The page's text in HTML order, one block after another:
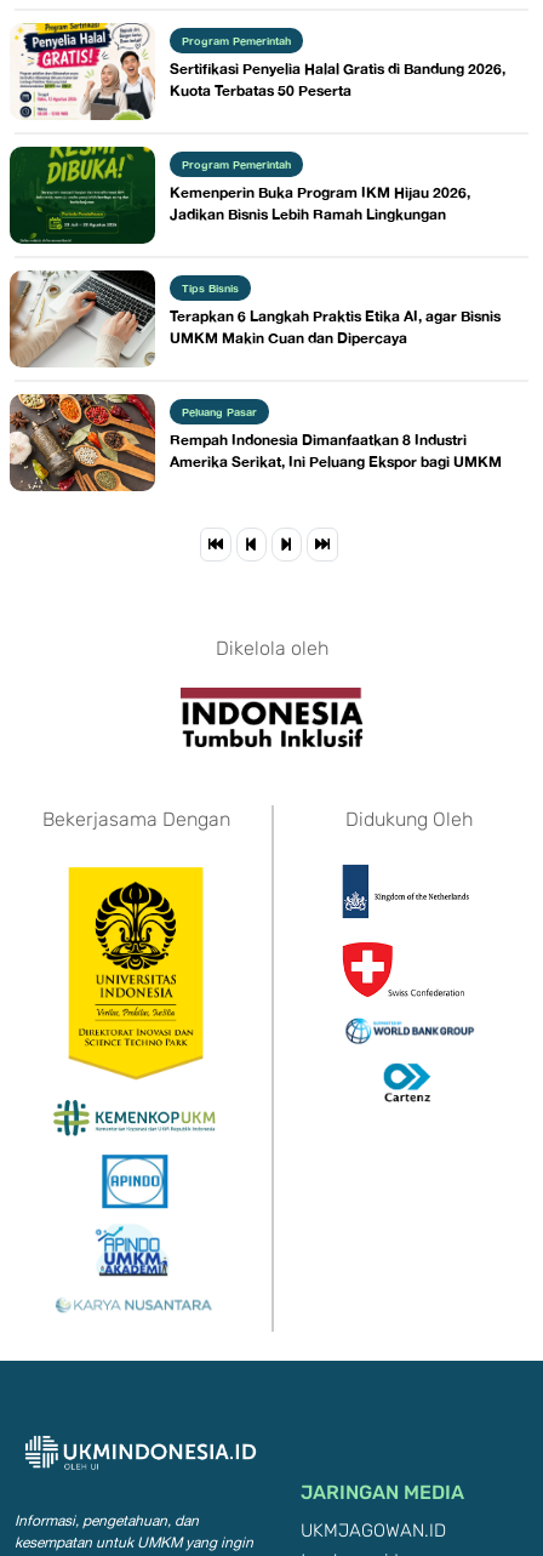
Program Pemerintah
Sertifikasi Penyelia Halal Gratis di Bandung 2026,
Kuota Terbatas 50 Peserta
Program Pemerintah
Kemenperin Buka Program IKM Hijau 2026,
Jadikan Bisnis Lebih Ramah Lingkungan
Tips Bisnis
Terapkan 6 Langkah Praktis Etika AI, agar Bisnis
UMKM Makin Cuan dan Dipercaya
Peluang Pasar
Rempah Indonesia Dimanfaatkan 8 Industri
Amerika Serikat, Ini Peluang Ekspor bagi UMKM
Dikelola oleh
Bekerjasama Dengan Didukung Oleh
Informasi, pengetahuan, dan
kesempatan untuk UMKM yang ingin
JARINGAN MEDIA
UKMJAGOWAN.ID